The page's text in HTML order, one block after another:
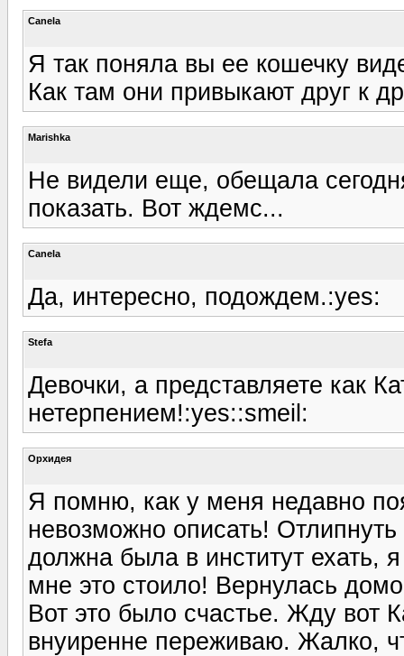
Canela
Я так поняла вы ее кошечку
Как там они привыкают друг к
Marishka
Не видели еще, обещала
показать. Вот ждемс...
Canela
Да, интересно, подождем.:yes:
Stefa
Девочки, а представляете как
нетерпением!:yes::smeil:
Орхидея
Я помню, как у меня недавно
невозможно описать!
должна была в институт ехать,
мне это стоило! Вернулась
Вот это было счастье. Жду вот
внуиренне переживаю. Жалко,